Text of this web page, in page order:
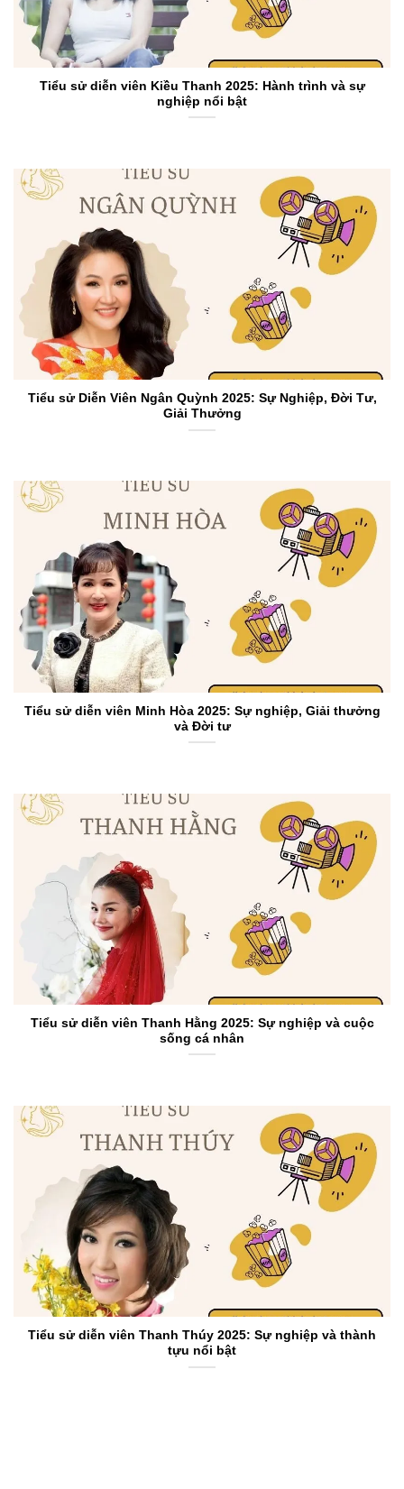
Tiểu sử diễn viên Kiều Thanh 2025: Hành trình và sự
nghiệp nổi bật
Tiểu sử Diễn Viên Ngân Quỳnh 2025: Sự Nghiệp, Đời Tư,
Giải Thưởng
Tiểu sử diễn viên Minh Hòa 2025: Sự nghiệp, Giải thưởng
và Đời tư
Tiểu sử diễn viên Thanh Hằng 2025: Sự nghiệp và cuộc
sống cá nhân
Tiểu sử diễn viên Thanh Thúy 2025: Sự nghiệp và thành
tựu nổi bật